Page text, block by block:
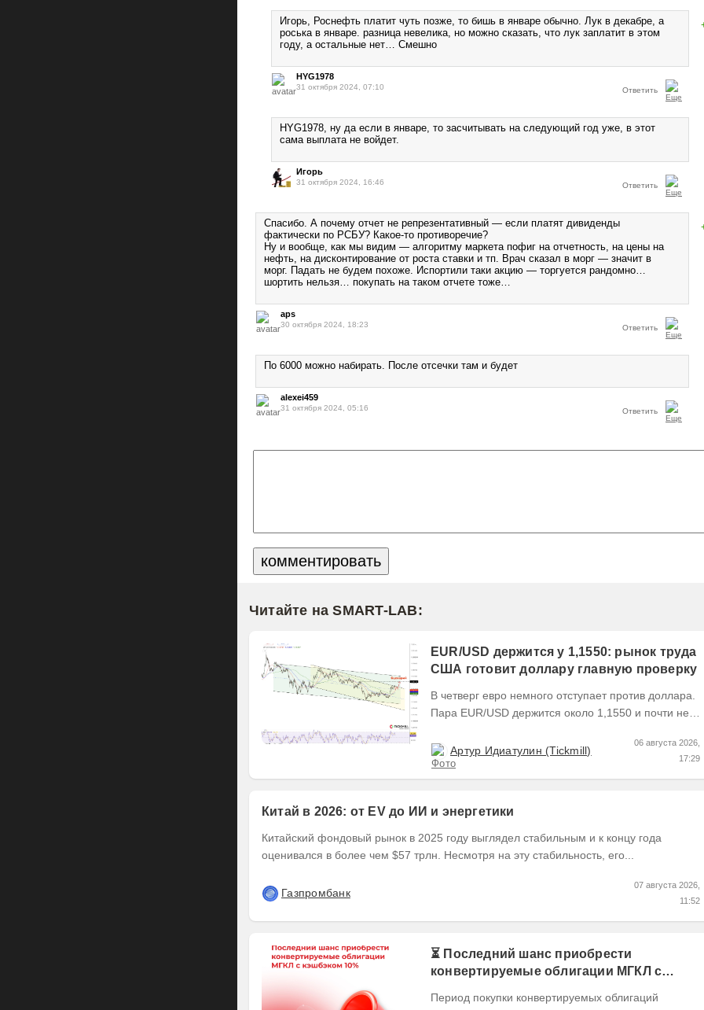
Игорь, Роснефть платит чуть позже, то бишь в январе обычно. Лук в декабре, а
роська в январе. разница невелика, но можно сказать, что лук заплатит в этом
году, а остальные нет… Смешно
HYG1978
31 октября 2024, 07:10 Ответить
HYG1978, ну да если в январе, то засчитывать на следующий год уже, в этот
сама выплата не войдет.
Игорь
31 октября 2024, 16:46 Ответить
Спасибо. А почему отчет не репрезентативный — если платят дивиденды
фактически по РСБУ? Какое-то противоречие?
Ну и вообще, как мы видим — алгоритму маркета пофиг на отчетность, на цены на
нефть, на дисконтирование от роста ставки и тп. Врач сказал в морг — значит в
морг. Падать не будем похоже. Испортили таки акцию — торгуется рандомно…
шортить нельзя… покупать на таком отчете тоже…
aps
30 октября 2024, 18:23 Ответить
По 6000 можно набирать. После отсечки там и будет
alexei459
31 октября 2024, 05:16 Ответить
Читайте на SMART-LAB:
EUR/USD держится у 1,1550: рынок труда
США готовит доллару главную проверку
В четверг евро немного отступает против доллара.
Пара EUR/USD держится около 1,1550 и почти не
Артур Идиатулин (Tickmill)
06 августа 2026,
17:29
Китай в 2026: от EV до ИИ и энергетики
Китайский фондовый рынок в 2025 году выглядел стабильным и к концу года
оценивался в более чем $57 трлн. Несмотря на эту стабильность, его...
Газпромбанк
07 августа 2026,
11:52
⏳ Последний шанс приобрести
конвертируемые облигации МГКЛ с
Период покупки конвертируемых облигаций